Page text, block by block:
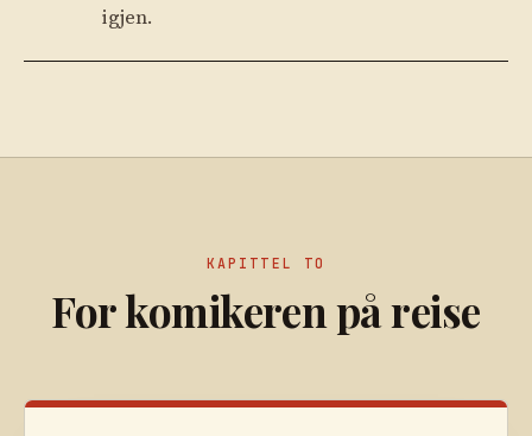
igjen.
KAPITTEL TO
For komikeren på reise